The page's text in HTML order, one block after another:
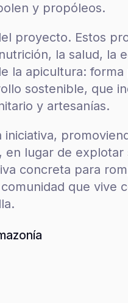
y propóleos.
proyecto. Estos
la salud, la
la apicultura:
sostenible, que
y artesanías.
iniciativa,
lugar de explotar
concreta para
que vive